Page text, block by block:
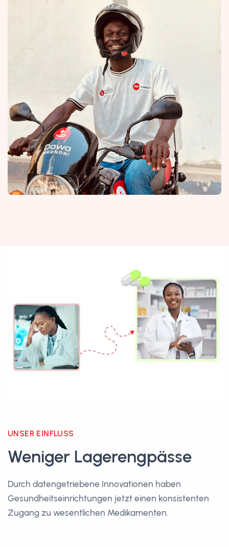
UNSER EINFLUSS
Weniger Lagerengpässe
Durch datengetriebene Innovationen haben
Gesundheitseinrichtungen jetzt einen konsistenten
Zugang zu wesentlichen Medikamenten.